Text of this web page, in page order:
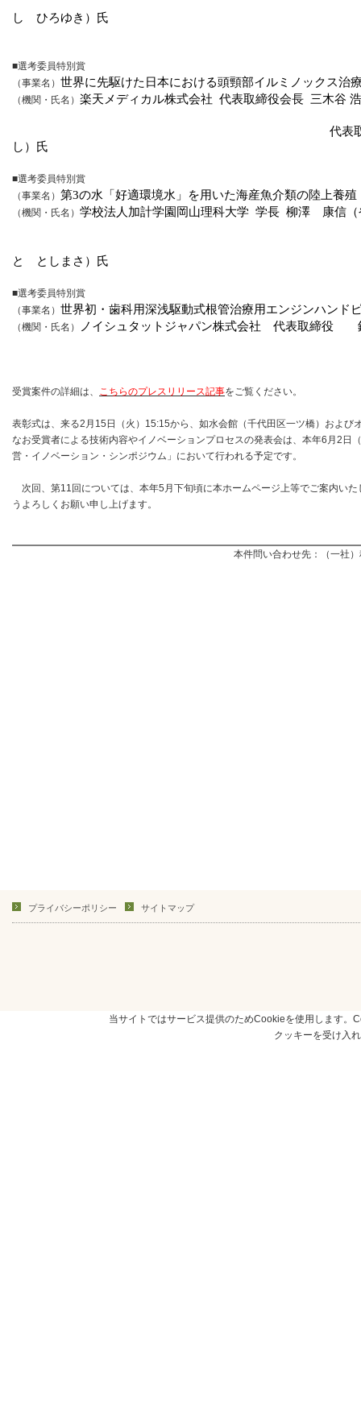
し ひろゆき）氏
■選考委員特別賞
（事業名） 世界に先駆けた日本における頭頸部イルミノックス治
（機関・氏名） 楽天メディカル株式会社 代表取締役会長 三木谷
代表
し）氏
■選考委員特別賞
（事業名） 第3の水「好適環境水」を用いた海産魚介類の陸上養殖
（機関・氏名） 学校法人加計学園岡山理科大学 学長 柳澤 康信（
と としまさ）氏
■選考委員特別賞
（事業名） 世界初・歯科用深浅駆動式根管治療用エンジンハンド
（機関・氏名） ノイシュタットジャパン株式会社 代表取締役
受賞案件の詳細は、 こちらのプレスリリース記事をご覧ください。
表彰式は、来る2月15日（火）15:15から、如水会館（千代田区一ツ橋）および
なお受賞者による技術内容やイノベーションプロセスの発表会は、本年6月2日
営・イノベーション・シンポジウム」において行われる予定です。
次回、第11回については、本年5月下旬頃に本ホームページ上等でご案内い
うよろしくお願い申し上げます。
本件問い合わせ先：（一社
プライバシーポリシー サイトマップ
当サイトではサービス提供のためCookieを使用します。
クッキーを受け入